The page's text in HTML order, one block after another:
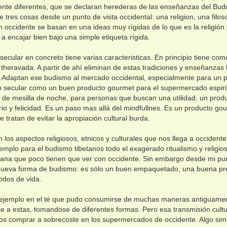
diferentes, que se declaran herederas de las enseñanzas del
tres cosas desde un punto de vista occidental: una religion, una
occidente se basan en una ideas muy rígidas de lo que es la
encajar bien bajo una simple etiqueta rígida.
en concreto tiene varias caracteristicas. En principio tiene
A partir de ahí eliminan de estas tradiciones y
Adaptan ese budismo al mercado occidental, especialmente para un
secular como un buen producto gourmet para el supermercado
de mesilla de noche, para personas que buscan una utilidad, un
y felicidad. Es un paso mas allá del mindfullnes. Es un producto
tratan de evitar la apropiación cultural burda.
los aspectos religiosos, etnicos y culturales que nos llega a
para el budismo tibetanos todo el exagerado ritualismo y
que poco tienen que ver con occidente. Sin embargo desde mi
forma de budismo: es sólo un buen empaquetado, una buena
de vida.
en el té que pudo consumirse de muchas maneras
a estas, tomandose de diferentes formas. Pero esa transmisión
comprar a sobrecoste en los supermercados de occidente. Algo